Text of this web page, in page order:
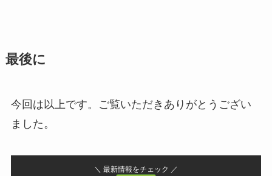
最後に
今回は以上です。ご覧いただきありがとうござい
ました。
＼ 最新情報をチェック ／